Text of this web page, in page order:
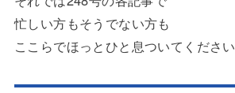
忙しい方もそうでない方も
ここらでほっとひと息ついてください